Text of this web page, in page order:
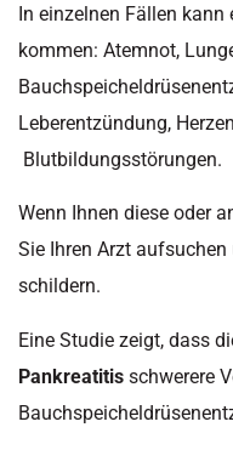
In einzelnen Fällen
kommen: Atemnot,
Leberentzündung,
Blutbildungsstörungen.
Wenn Ihnen diese oder
Sie Ihren Arzt
schildern.
Eine Studie zeigt, dass
Pankreatitis schwerere